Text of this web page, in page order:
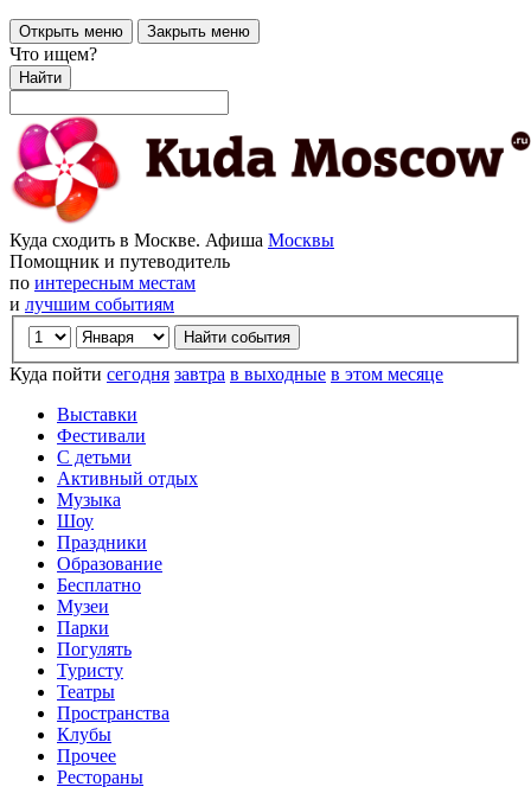
Открыть меню Закрыть меню
Что ищем?
Найти
Куда сходить в Москве. Афиша Москвы
Помощник и путеводитель
по интересным местам
и лучшим событиям
Куда пойти сегодня завтра в выходные в этом месяце
Выставки
Фестивали
С детьми
Активный отдых
Музыка
Шоу
Праздники
Образование
Бесплатно
Музеи
Парки
Погулять
Туристу
Театры
Пространства
Клубы
Прочее
Рестораны